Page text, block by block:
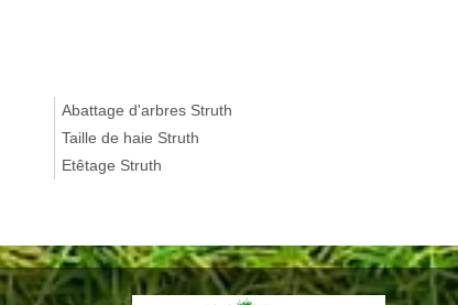
Abattage d'arbres Struth
Taille de haie Struth
Etêtage Struth